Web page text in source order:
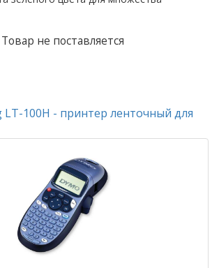
Товар не поставляется
LT-100H - принтер ленточный для